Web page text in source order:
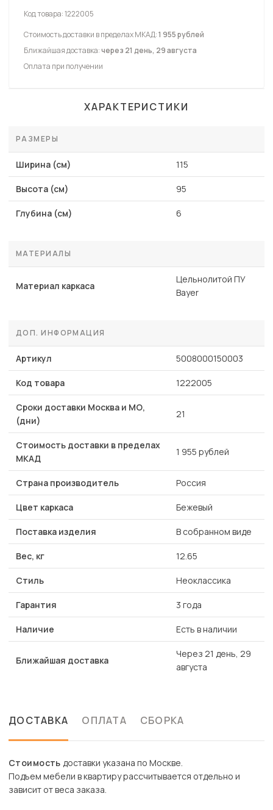
Код товара:1222005
Стоимость доставки в пределах МКАД:1 955 рублей
Ближайшая доставка:через 21 день, 29 августа
Оплата при получении
ХАРАКТЕРИСТИКИ
РАЗМЕРЫ
Ширина (см) 115
Высота (см) 95
Глубина (см) 6
МАТЕРИАЛЫ
Материал каркаса
Цельнолитой ПУ
Bayer
ДОП. ИНФОРМАЦИЯ
Артикул 5008000150003
Код товара 1222005
Сроки доставки Москва и МО,
(дни)
21
Стоимость доставки в пределах
МКАД
1 955 рублей
Страна производитель Россия
Цвет каркаса Бежевый
Поставка изделия В собранном виде
Вес, кг 12.65
Стиль Неоклассика
Гарантия 3 года
Наличие Есть в наличии
Ближайшая доставка
Через 21 день, 29
августа
ДОСТАВКА ОПЛАТА СБОРКА
Стоимость доставки указана по Москве.
Подъем мебели в квартиру рассчитывается отдельно и
зависит от веса заказа.